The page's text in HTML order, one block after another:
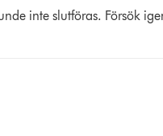
inte slutföras. Försök